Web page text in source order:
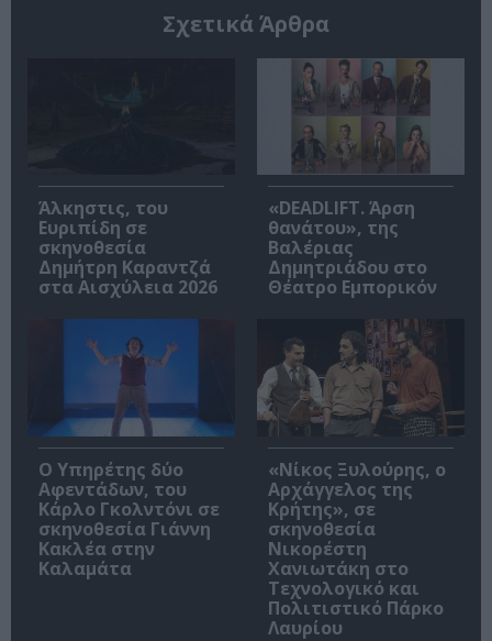
Σχετικά Άρθρα
Άλκηστις, του
Ευριπίδη σε
σκηνοθεσία
Δημήτρη Καραντζά
στα Αισχύλεια 2026
«DEADLIFT. Άρση
θανάτου», της
Βαλέριας
Δημητριάδου στο
Θέατρο Εμπορικόν
Ο Υπηρέτης δύο
Αφεντάδων, του
Κάρλο Γκολντόνι σε
σκηνοθεσία Γιάννη
Κακλέα στην
Καλαμάτα
«Νίκος Ξυλούρης, ο
Αρχάγγελος της
Κρήτης», σε
σκηνοθεσία
Νικορέστη
Χανιωτάκη στο
Τεχνολογικό και
Πολιτιστικό Πάρκο
Λαυρίου